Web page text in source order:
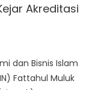
Akreditasi
dan Bisnis Islam
Fattahul Muluk